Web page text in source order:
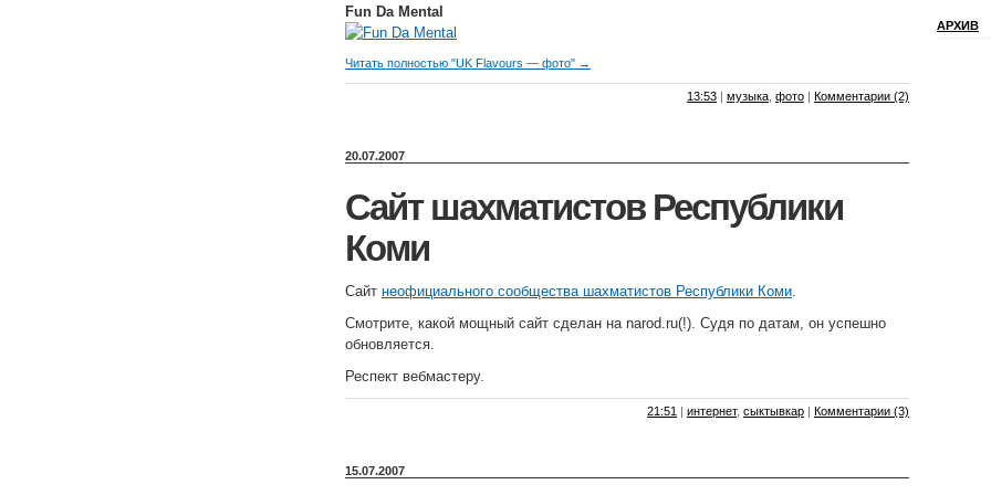
Fun Da Mental
Читать полностью "UK Flavours — фото" →
13:53 | музыка фото | Комментарии (2)
20.07.2007
Сайт шахматистов Республики
Коми
Сайт неофициального сообщества шахматистов Республики Коми.
Смотрите, какой мощный сайт сделан на narod.ru(!). Судя по датам, он успешно
обновляется.
Респект вебмастеру.
21:51 | интернет, сыктывкар | Комментарии (3)
15.07.2007
АРХИВ